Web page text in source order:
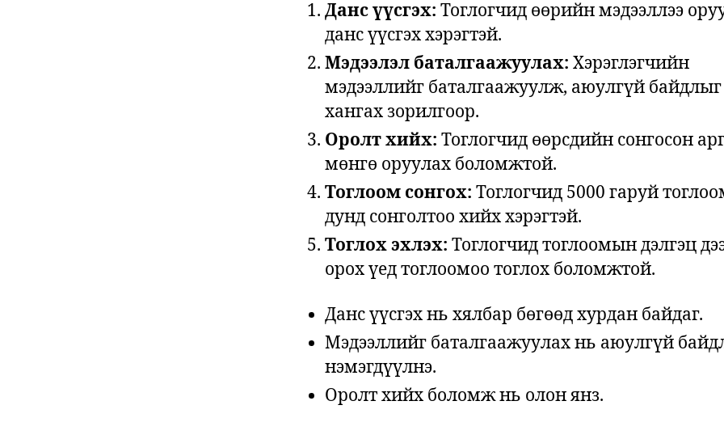
Данс үүсгэх: Тоглогчид өөрийн мэдээллээ
данс үүсгэх хэрэгтэй.
Мэдээлэл баталгаажуулах: Хэрэглэгчийн
мэдээллийг баталгаажуулж, аюулгүй байдлыг
хангах зорилгоор.
Оролт хийх: Тоглогчид өөрсдийн сонгосон
мөнгө оруулах боломжтой.
Тоглоом сонгох: Тоглогчид 5000 гаруй
дунд сонголтоо хийх хэрэгтэй.
Тоглох эхлэх: Тоглогчид тоглоомын дэлгэц
орох үед тоглоомоо тоглох боломжтой.
Данс үүсгэх нь хялбар бөгөөд хурдан байдаг.
Мэдээллийг баталгаажуулах нь аюулгүй
нэмэгдүүлнэ.
Оролт хийх боломж нь олон янз.